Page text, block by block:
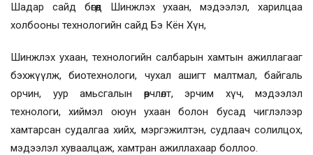
Шадар сайд бөгөөд Шинжлэх ухаан, мэдээлэл, харилцаа
холбооны технологийн сайд Бэ Кён Хүн,
Шинжлэх ухаан, технологийн салбарын хамтын ажиллагааг
бэхжүүлж, биотехнологи, чухал ашигт малтмал, байгаль
орчин, уур амьсгалын өөрчлөлт, эрчим хүч, мэдээлэл
технологи, хиймэл оюун ухаан болон бусад чиглэлээр
хамтарсан судалгаа хийх, мэргэжилтэн, судлаач солилцох,
мэдээлэл хуваалцаж, хамтран ажиллахаар боллоо.